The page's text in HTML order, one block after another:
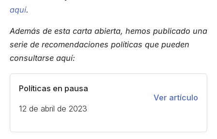
aquí.
Además de esta carta abierta, hemos publicado una
serie de recomendaciones políticas que pueden
consultarse aquí:
Políticas en pausa
12 de abril de 2023
Ver artículo